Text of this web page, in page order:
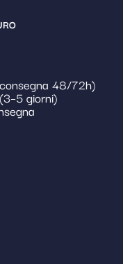
48/72h)
giorni)